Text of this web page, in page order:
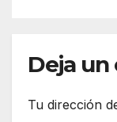
Deja
Tu dirección